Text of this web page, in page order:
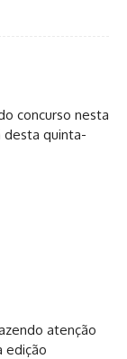
concurso nesta
desta quinta-
atenção
edição